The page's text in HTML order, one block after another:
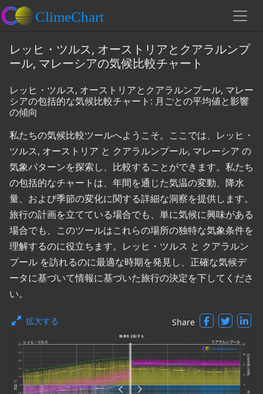
レッヒ・ツルス, オーストリアとクアラルンプ
ール, マレーシアの気候比較チャート
レッヒ・ツルス, オーストリアとクアラルンプール, マレー
シアの包括的な気候比較チャート: 月ごとの平均値と影響
の傾向
私たちの気候比較ツールへようこそ。ここでは、レッヒ・
ツルス, オーストリア と クアラルンプール, マレーシア の
気象パターンを探索し、比較することができます。私たち
の包括的なチャートは、年間を通じた気温の変動、降水
量、および季節の変化に関する詳細な洞察を提供します。
旅行の計画を立てている場合でも、単に気候に興味がある
場合でも、このツールはこれらの場所の独特な気象条件を
理解するのに役立ちます。レッヒ・ツルス と クアラルン
プール を訪れるのに最適な時期を発見し、正確な気候デ
ータに基づいて情報に基づいた旅行の決定を下してくださ
い。
拡大する Share